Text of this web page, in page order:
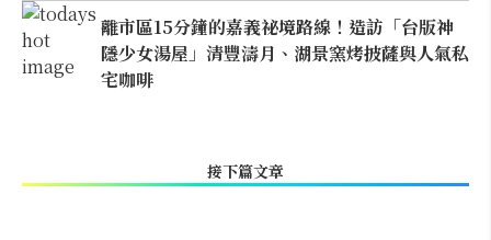
離市區15分鐘的嘉義祕境路線！造訪「台版神
隱少女湯屋」清豐濤月、湖景窯烤披薩與人氣私
宅咖啡
接下篇文章